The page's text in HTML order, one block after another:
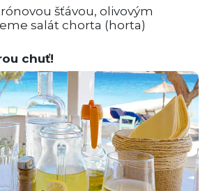
šťávou, olivovým
salát chorta (horta)
chuť!